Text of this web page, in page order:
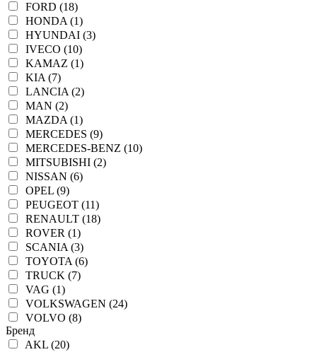
FORD (18)
HONDA (1)
HYUNDAI (3)
IVECO (10)
KAMAZ (1)
KIA (7)
LANCIA (2)
MAN (2)
MAZDA (1)
MERCEDES (9)
MERCEDES-BENZ (10)
MITSUBISHI (2)
NISSAN (6)
OPEL (9)
PEUGEOT (11)
RENAULT (18)
ROVER (1)
SCANIA (3)
TOYOTA (6)
TRUCK (7)
VAG (1)
VOLKSWAGEN (24)
VOLVO (8)
Бренд
AKL (20)